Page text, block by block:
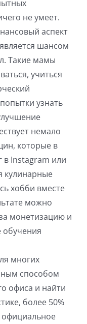
не умеет.
аспект
шансом
Такие мамы
учиться
узнать
немало
которые в
в Instagram или
кулинарные
хобби вместе
можно
монетизацию и
обучения
многих
способом
офиса и найти
более 50%